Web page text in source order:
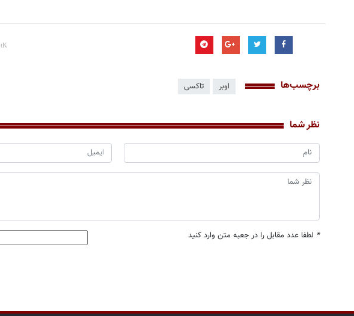
برچسب‌ها اوبر تاکسی
نظر شما
* لطفا عدد مقابل را در جعبه متن وارد کنید